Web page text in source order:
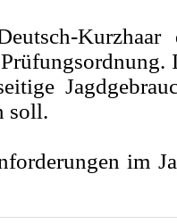
soll.
im